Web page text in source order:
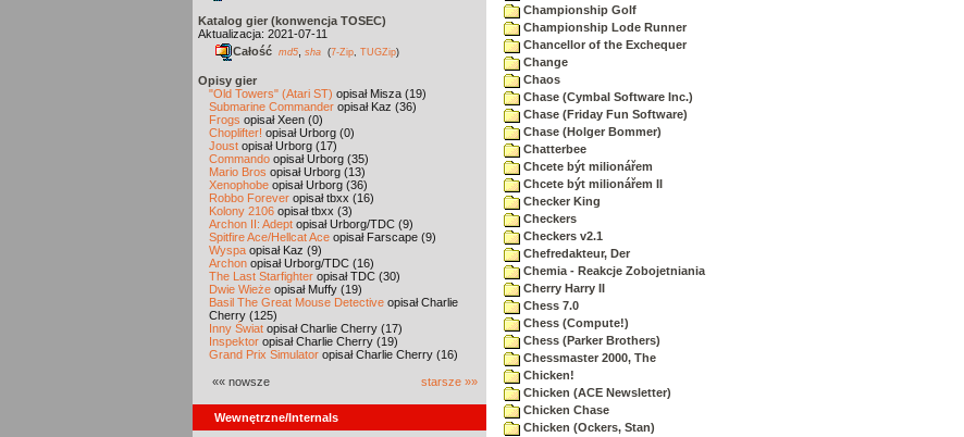
Katalog gier (konwencja TOSEC)
Aktualizacja: 2021-07-11
Całość md5 sha (7-Zip TUGZip)
Opisy gier
"Old Towers" (Atari ST) opisał Misza (19)
Submarine Commander opisał Kaz (36)
Frogs opisał Xeen (0)
Choplifter! opisał Urborg (0)
Joust opisał Urborg (17)
Commando opisał Urborg (35)
Mario Bros opisał Urborg (13)
Xenophobe opisał Urborg (36)
Robbo Forever opisał tbxx (16)
Kolony 2106 opisał tbxx (3)
Archon II: Adept opisał Urborg/TDC (9)
Spitfire Ace/Hellcat Ace opisał Farscape (9)
Wyspa opisał Kaz (9)
Archon opisał Urborg/TDC (16)
The Last Starfighter opisał TDC (30)
Dwie Wieże opisał Muffy (19)
Basil The Great Mouse Detective opisał Charlie
Cherry (125)
Inny Świat opisał Charlie Cherry (17)
Inspektor opisał Charlie Cherry (19)
Grand Prix Simulator opisał Charlie Cherry (16)
«« nowsze starsze »»
Wewnętrzne/Internals
Championship Golf
Championship Lode Runner
Chancellor of the Exchequer
Change
Chaos
Chase (Cymbal Software Inc.)
Chase (Friday Fun Software)
Chase (Holger Bommer)
Chatterbee
Chcete být milionářem
Chcete být milionářem II
Checker King
Checkers
Checkers v2.1
Chefredakteur, Der
Chemia - Reakcje Zobojetniania
Cherry Harry II
Chess 7.0
Chess (Compute!)
Chess (Parker Brothers)
Chessmaster 2000, The
Chicken!
Chicken (ACE Newsletter)
Chicken Chase
Chicken (Ockers, Stan)